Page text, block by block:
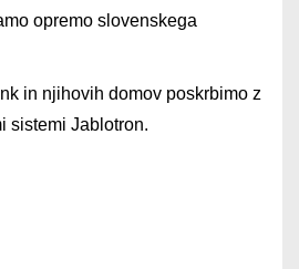
opremo slovenskega
in njihovih domov poskrbimo z
sistemi Jablotron.